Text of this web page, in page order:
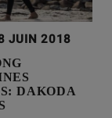
JUIN 2018
DAKODA